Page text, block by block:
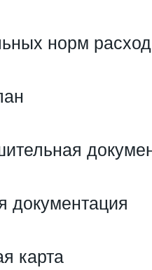
норм
документация
карта